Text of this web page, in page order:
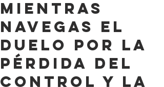
mientras
navegas el
duelo por la
pérdida del
control y la